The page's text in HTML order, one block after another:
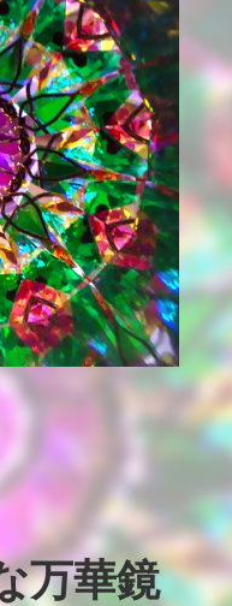
万華鏡